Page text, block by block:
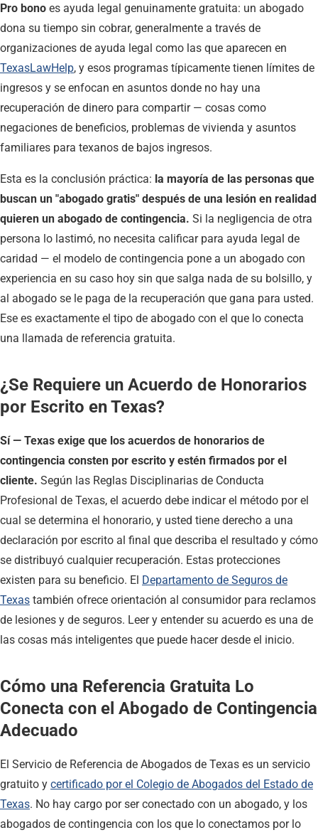
Pro bono es ayuda legal genuinamente gratuita: un abogado
dona su tiempo sin cobrar, generalmente a través de
organizaciones de ayuda legal como las que aparecen en
TexasLawHelp, y esos programas típicamente tienen límites de
ingresos y se enfocan en asuntos donde no hay una
recuperación de dinero para compartir — cosas como
negaciones de beneficios, problemas de vivienda y asuntos
familiares para texanos de bajos ingresos.
Esta es la conclusión práctica: la mayoría de las personas que
buscan un "abogado gratis" después de una lesión en realidad
quieren un abogado de contingencia. Si la negligencia de otra
persona lo lastimó, no necesita calificar para ayuda legal de
caridad — el modelo de contingencia pone a un abogado con
experiencia en su caso hoy sin que salga nada de su bolsillo, y
al abogado se le paga de la recuperación que gana para usted.
Ese es exactamente el tipo de abogado con el que lo conecta
una llamada de referencia gratuita.
¿Se Requiere un Acuerdo de Honorarios
por Escrito en Texas?
Sí — Texas exige que los acuerdos de honorarios de
contingencia consten por escrito y estén firmados por el
cliente. Según las Reglas Disciplinarias de Conducta
Profesional de Texas, el acuerdo debe indicar el método por el
cual se determina el honorario, y usted tiene derecho a una
declaración por escrito al final que describa el resultado y cómo
se distribuyó cualquier recuperación. Estas protecciones
existen para su beneficio. El Departamento de Seguros de
Texas también ofrece orientación al consumidor para reclamos
de lesiones y de seguros. Leer y entender su acuerdo es una de
las cosas más inteligentes que puede hacer desde el inicio.
Cómo una Referencia Gratuita Lo
Conecta con el Abogado de Contingencia
Adecuado
El Servicio de Referencia de Abogados de Texas es un servicio
gratuito y certificado por el Colegio de Abogados del Estado de
Texas. No hay cargo por ser conectado con un abogado, y los
abogados de contingencia con los que lo conectamos por lo